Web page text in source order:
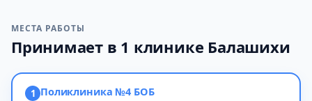
МЕСТА РАБОТЫ
Принимает в 1 клинике Балашихи
1 Поликлиника №4 БОБ